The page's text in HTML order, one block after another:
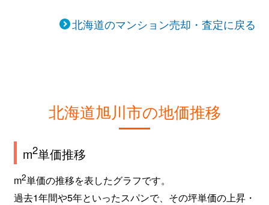
北海道のマンション売却・査定に戻る
北海道旭川市の地価推移
m2単価推移
m2単価の推移を表したグラフです。
過去1年間や5年といったスパンで、その坪単価の上昇・